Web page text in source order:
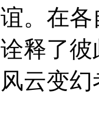
。在
释了
云变